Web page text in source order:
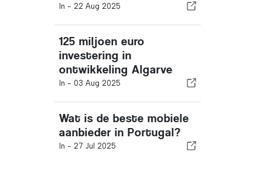
In - 22 Aug 2025
125 miljoen euro
investering in
ontwikkeling Algarve
In - 03 Aug 2025
Wat is de beste mobiele
aanbieder in Portugal?
In - 27 Jul 2025